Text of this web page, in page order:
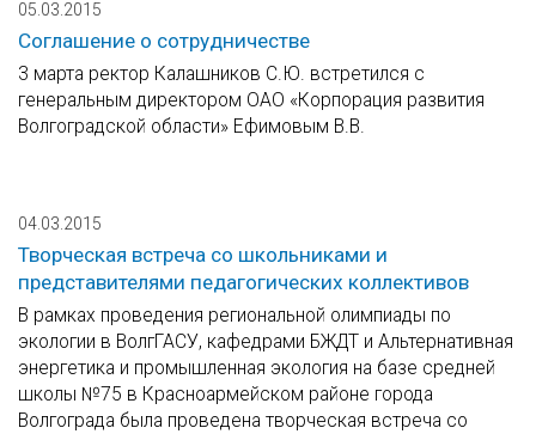
05.03.2015
Соглашение о сотрудничестве
3 марта ректор Калашников С.Ю. встретился с
генеральным директором ОАО «Корпорация развития
Волгоградской области» Ефимовым В.В.
04.03.2015
Творческая встреча со школьниками и
представителями педагогических коллективов
В рамках проведения региональной олимпиады по
экологии в ВолгГАСУ, кафедрами БЖДТ и Альтернативная
энергетика и промышленная экология на базе средней
школы №75 в Красноармейском районе города
Волгограда была проведена творческая встреча со